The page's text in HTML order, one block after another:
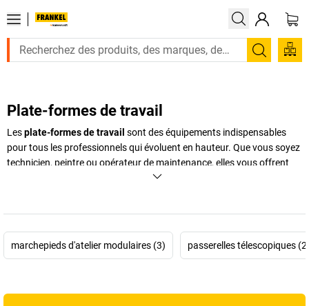
Plate-formes de travail
Lesplate-formes de travail sont des équipements indispensables
pour tous les professionnels qui évoluent en hauteur. Que vous soyez
technicien, peintre ou opérateur de maintenance, elles vous offrent
pour travailler confortablement et en toute
télescopique
plate-forme sécurisée
dédiée aux
marchepieds d'atelier modulaires (3) passerelles télescopiques